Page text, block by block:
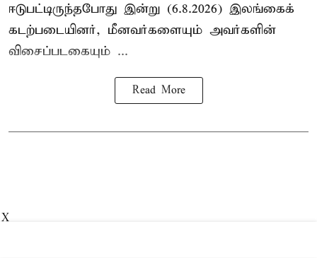
ஈடுபட்டிருந்தபோது இன்று (6.8.2026) இலங்கைக்
கடற்படையினர், மீனவர்களையும் அவர்களின்
விசைப்படகையும் ...
Read More
X